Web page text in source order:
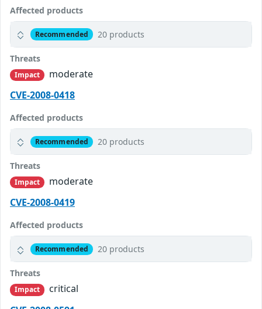
Affected products
Recommended 20 products
Threats
Impact
moderate
CVE-2008-0418
Affected products
Recommended 20 products
Threats
Impact
moderate
CVE-2008-0419
Affected products
Recommended 20 products
Threats
Impact
critical